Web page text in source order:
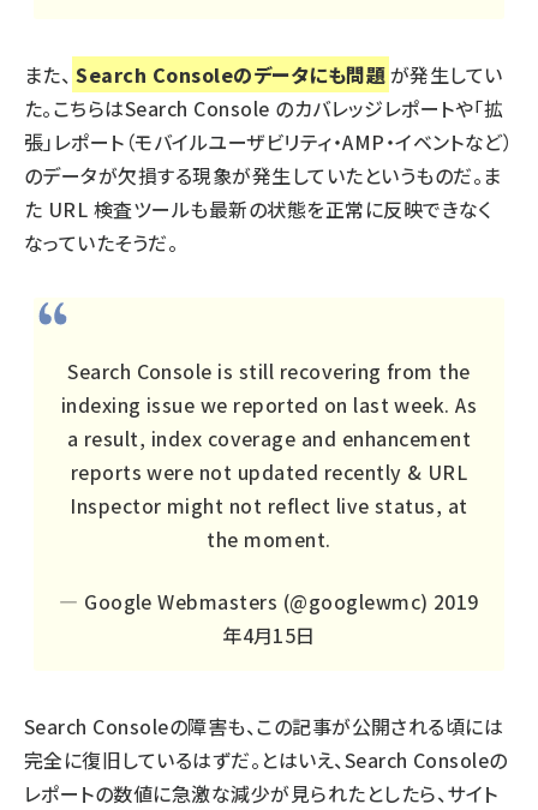
また、 Search Consoleのデータにも問題が発生してい
た。こちらはSearch Console のカバレッジレポートや「拡
張」レポート（モバイルユーザビリティ・AMP・イベントなど）
のデータが欠損する現象が発生していたというものだ。ま
た URL 検査ツールも最新の状態を正常に反映できなく
なっていたそうだ。
Search Console is still recovering from the
indexing issue we reported on last week. As
a result, index coverage and enhancement
reports were not updated recently & URL
Inspector might not reflect live status, at
the moment.
— Google Webmasters (@googlewmc) 2019
年4月15日
Search Consoleの障害も、この記事が公開される頃には
完全に復旧しているはずだ。とはいえ、Search Consoleの
レポートの数値に急激な減少が見られたとしたら、サイト